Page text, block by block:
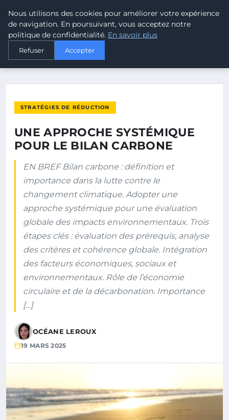
MALTA CLIMATE
ACCUEIL
UNE APPROCHE SYSTÉMIQUE POUR LE BILAN CARBONE
STRATÉGIES DE RÉDUCTION
UNE APPROCHE SYSTÉMIQUE
POUR LE BILAN CARBONE
EN BREF Bilan carbone : définition et
importance dans la lutte contre le
changement climatique. Adopter une
approche systémique pour une évaluation
globale des impacts environnementaux. Trois
étapes clés : évaluation des prérequis, analyse
des critères et cohérence globale. Intégration
des facteurs économiques, sociaux et
environnementaux. Rôle de l’économie
circulaire et de la décarbonation. Importance
[…]
OCÉANE LEROUX
19 MARS 2025
Nous utilisons des cookies pour améliorer votre expérience
de navigation. En poursuivant, vous acceptez notre
politique de confidentialité. En savoir plus
Refuser Accepter